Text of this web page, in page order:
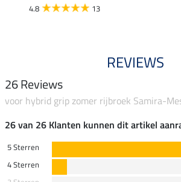
4.8 13
REVIEWS
26 Reviews
voor hybrid grip zomer rijbroek Samira-
26 van 26 Klanten kunnen dit artikel
5 Sterren
4 Sterren